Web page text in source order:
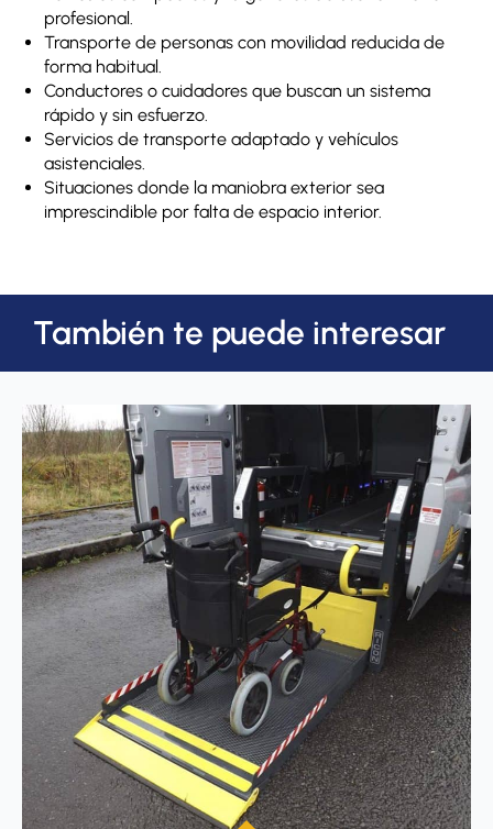
profesional.
Transporte de personas con movilidad reducida de
forma habitual.
Conductores o cuidadores que buscan un sistema
rápido y sin esfuerzo.
Servicios de transporte adaptado y vehículos
asistenciales.
Situaciones donde la maniobra exterior sea
imprescindible por falta de espacio interior.
También te puede interesar